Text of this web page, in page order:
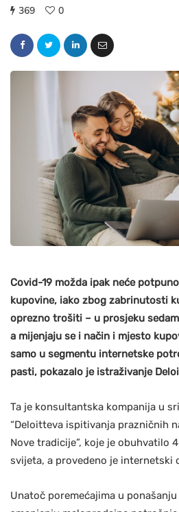
369 0
Covid-19 možda ipak neće
kupovine, iako zbog zabrinutosti
oprezno trošiti – u prosjeku
a mijenjaju se i način i mjesto
samo u segmentu internetske
pasti, pokazalo je istraživanje
Ta je konsultantska kompanija u
“Deloitteva ispitivanja prazničnih
Nove tradicije”, koje je obuhvatilo
svijeta, a provedeno je internetski
Unatoč poremećajima u